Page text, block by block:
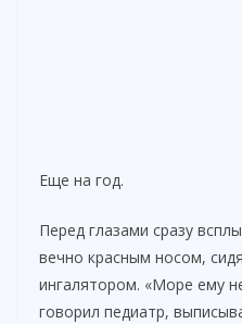
Еще на год.
Перед глазами сразу
вечно красным носом,
ингалятором. «Море ему
говорил педиатр,